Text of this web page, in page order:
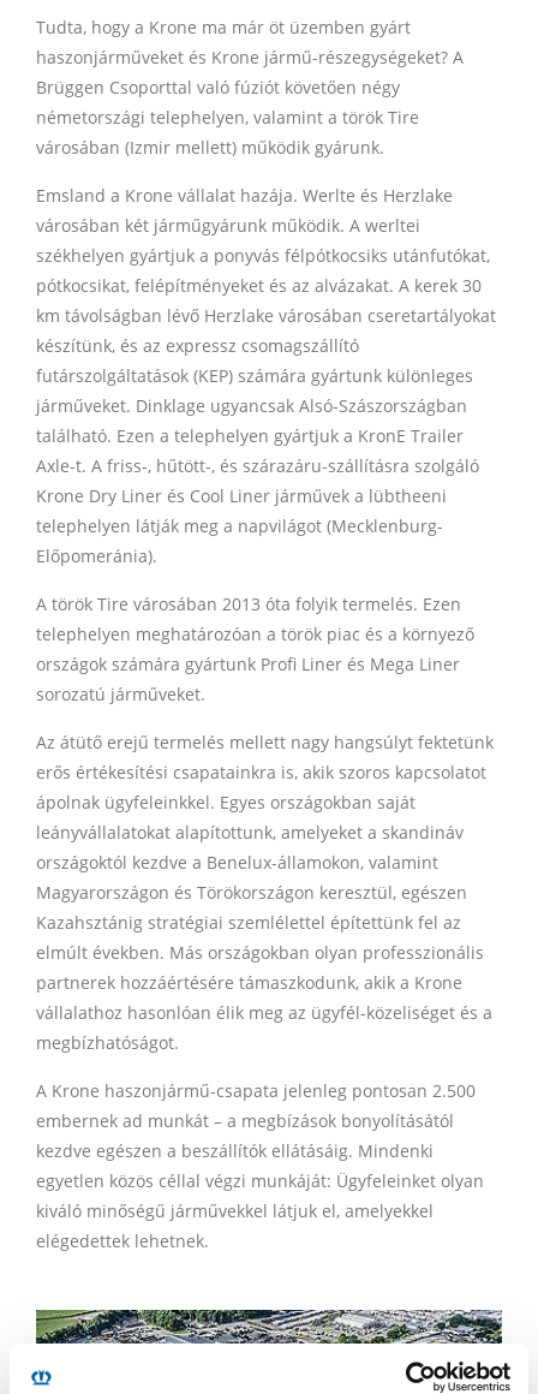
Tudta, hogy a Krone ma már öt üzemben gyárt
haszonjárműveket és Krone jármű-részegységeket? A
Brüggen Csoporttal való fúziót követően négy
németországi telephelyen, valamint a török Tire
városában (Izmir mellett) működik gyárunk.
Emsland a Krone vállalat hazája. Werlte és Herzlake
városában két járműgyárunk működik. A werltei
székhelyen gyártjuk a ponyvás félpótkocsiks utánfutókat,
pótkocsikat, felépítményeket és az alvázakat. A kerek 30
km távolságban lévő Herzlake városában cseretartályokat
készítünk, és az expressz csomagszállító
futárszolgáltatások (KEP) számára gyártunk különleges
járműveket. Dinklage ugyancsak Alsó-Szászországban
található. Ezen a telephelyen gyártjuk a KronE Trailer
Axle-t. A friss-, hűtött-, és szárazáru-szállításra szolgáló
Krone Dry Liner és Cool Liner járművek a lübtheeni
telephelyen látják meg a napvilágot (Mecklenburg-
Előpomeránia).
A török Tire városában 2013 óta folyik termelés. Ezen
telephelyen meghatározóan a török piac és a környező
országok számára gyártunk Profi Liner és Mega Liner
sorozatú járműveket.
Az átütő erejű termelés mellett nagy hangsúlyt fektetünk
erős értékesítési csapatainkra is, akik szoros kapcsolatot
ápolnak ügyfeleinkkel. Egyes országokban saját
leányvállalatokat alapítottunk, amelyeket a skandináv
országoktól kezdve a Benelux-államokon, valamint
Magyarországon és Törökországon keresztül, egészen
Kazahsztánig stratégiai szemlélettel építettünk fel az
elmúlt években. Más országokban olyan professzionális
partnerek hozzáértésére támaszkodunk, akik a Krone
vállalathoz hasonlóan élik meg az ügyfél-közeliséget és a
megbízhatóságot.
A Krone haszonjármű-csapata jelenleg pontosan 2.500
embernek ad munkát – a megbízások bonyolításától
kezdve egészen a beszállítók ellátásáig. Mindenki
egyetlen közös céllal végzi munkáját: Ügyfeleinket olyan
kiváló minőségű járművekkel látjuk el, amelyekkel
elégedettek lehetnek.